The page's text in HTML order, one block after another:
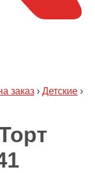
заказ › Детские ›